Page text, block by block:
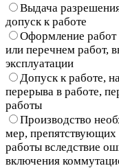
Выдача
допуск к работе
Оформление
или перечнем работ,
эксплуатации
Допуск к работе,
перерыва в работе,
работы
Производство
мер, препятствующих
работы вследствие
включения